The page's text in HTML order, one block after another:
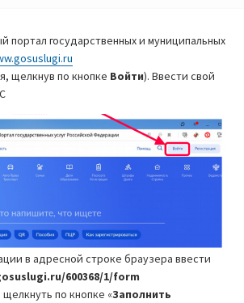
портал государственных и муниципальных
щелкнув по кнопке Войти). Ввести свой
в адресной строке браузера ввести
600368/1/form
по кнопке «Заполнить